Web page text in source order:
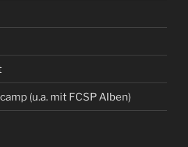
(u.a. mit FCSP Alben)